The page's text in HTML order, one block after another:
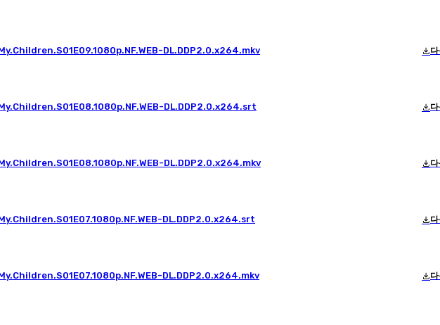
DL.DDP2.0.x264.mkv
DL.DDP2.0.x264.srt
DL.DDP2.0.x264.mkv
DL.DDP2.0.x264.srt
DL.DDP2.0.x264.mkv